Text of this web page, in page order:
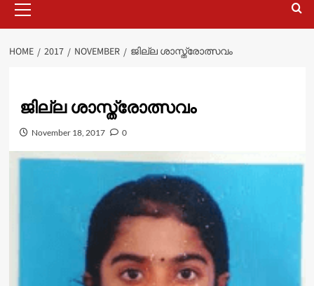
Menu
HOME 2017 NOVEMBER ജില്ല ശാസ്ത്രോത്സവം
ജില്ല ശാസ്ത്രോത്സവം
November 18, 2017 0